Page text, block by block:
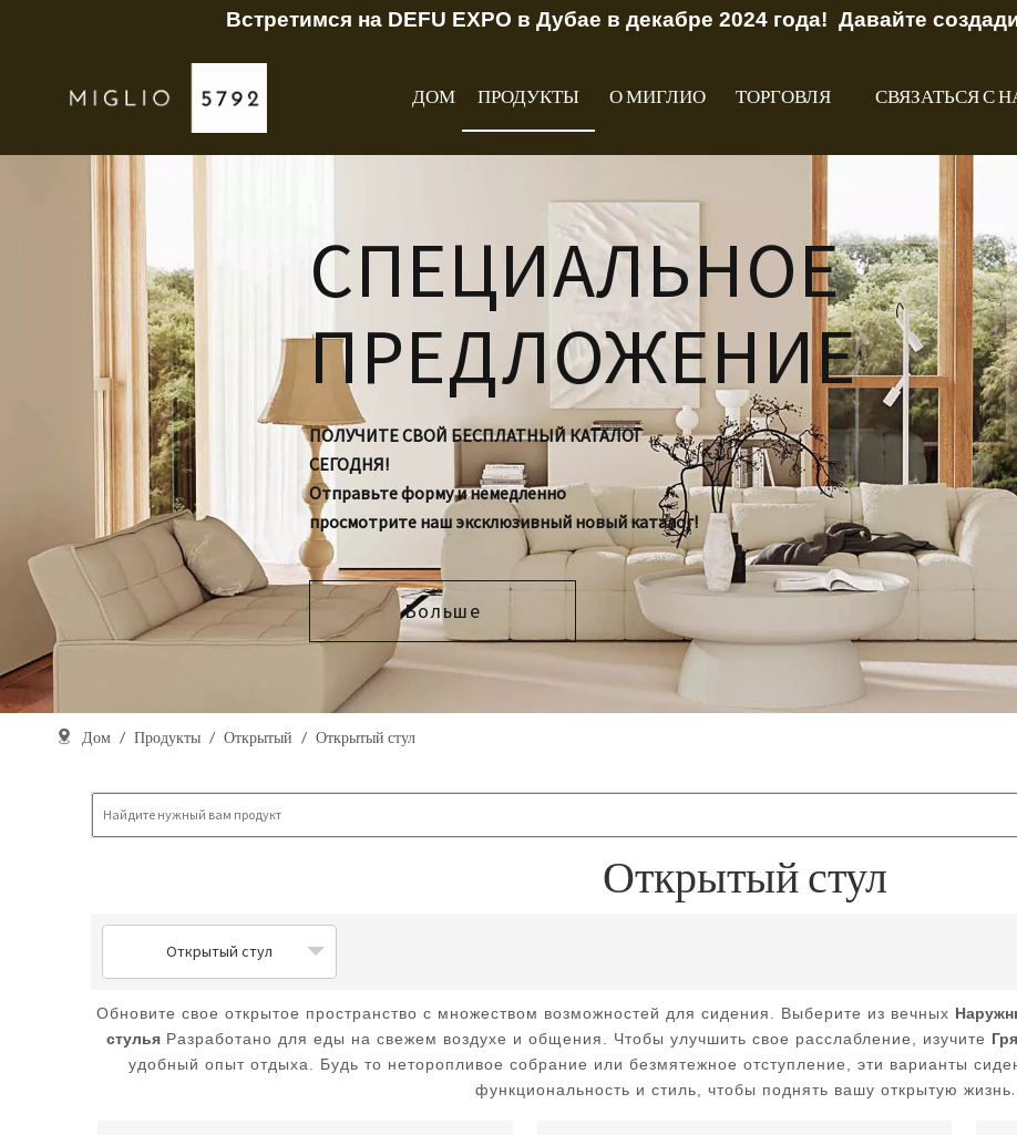
Встретимся на DEFU EXPO в Дубае в декабре 2024 года! Давайте
ДОМ ПРОДУКТЫ О МИГЛИО ТОРГОВЛЯ СВЯЗАТЬСЯ С
СПЕЦИАЛЬНОЕ
ПРЕДЛОЖЕНИЕ
ПОЛУЧИТЕ СВОЙ БЕСПЛАТНЫЙ КАТАЛОГ
СЕГОДНЯ!
Отправьте форму и немедленно
просмотрите наш эксклюзивный новый каталог!
Больше
Дом / Продукты / Открытый / Открытый стул
Открытый стул
Открытый стул
Обновите свое открытое пространство с множеством возможностей для сидения. Выберите из вечных
стульяРазработано для еды на свежем воздухе и общения. Чтобы улучшить свое расслабление, изучите
удобный опыт отдыха. Будь то неторопливое собрание или безмятежное отступление, эти варианты
функциональность и стиль, чтобы поднять вашу открытую жизнь.